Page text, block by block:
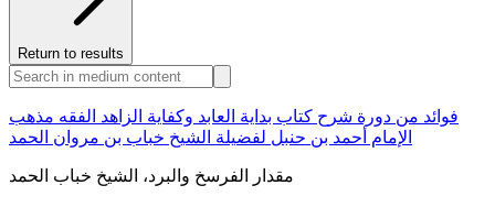
Return to results
فوائد من دورة شرح كتاب بداية العابد وكفاية الزاهد الفقه مذهب
الإمام أحمد بن حنبل لفضيلة الشيخ خباب بن مروان الحمد
مقدار الفرسخ والبرد، الشيخ خباب الحمد